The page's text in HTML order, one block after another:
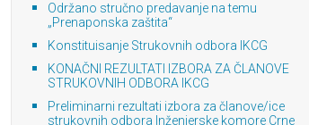
Održano stručno predavanje na temu
„Prenaponska zaštita“
Konstituisanje Strukovnih odbora IKCG
KONAČNI REZULTATI IZBORA ZA ČLANOVE
STRUKOVNIH ODBORA IKCG
Preliminarni rezultati izbora za članove/ice
strukovnih odbora Inženjerske komore Crne